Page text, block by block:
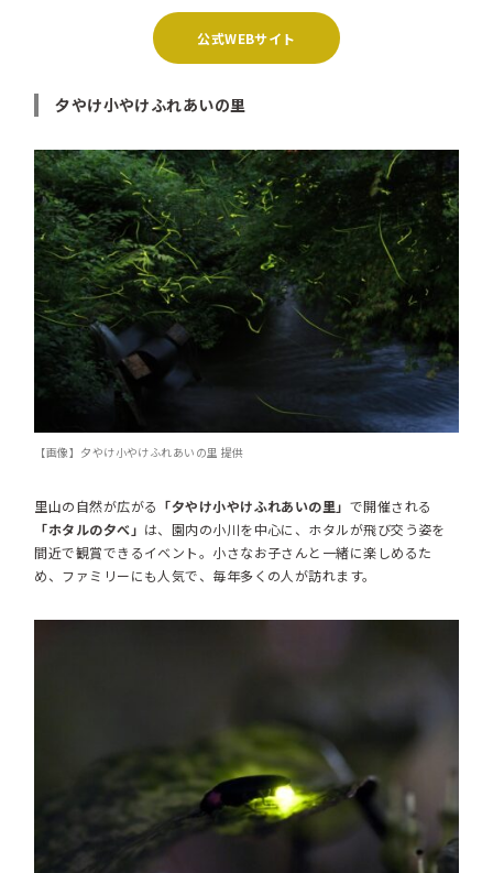
公式WEBサイト
夕やけ小やけふれあいの里
【画像】夕やけ小やけふれあいの里 提供
里山の自然が広がる 「夕やけ小やけふれあいの里」 で開催される
「ホタルの夕べ」 は、園内の小川を中心に、ホタルが飛び交う姿を
間近で観賞できるイベント。小さなお子さんと一緒に楽しめるた
め、ファミリーにも人気で、毎年多くの人が訪れます。